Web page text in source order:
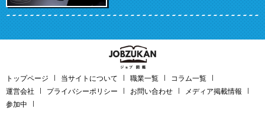
トップページ 当サイトについて 職業一覧
コラム一覧
運営会社
プライバシーポリシー お問い合わせ
メディア掲載情報
参加中